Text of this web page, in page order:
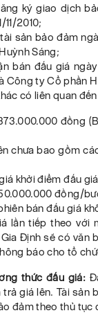
ký giao dịch
2010;
sản bảo đảm
Sáng;
bán đấu giá
Công ty Cổ phần
có liên quan
đồng
chưa bao gồm
khởi điểm đấu
đồng/
bán đấu giá
lần tiếp theo với
Định sẽ có văn
báo cho tổ
thức đấu giá:
giá lên. Tài
đảm theo thủ tục